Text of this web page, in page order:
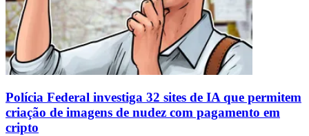
Polícia Federal investiga 32 sites de IA que permitem
criação de imagens de nudez com pagamento em
cripto